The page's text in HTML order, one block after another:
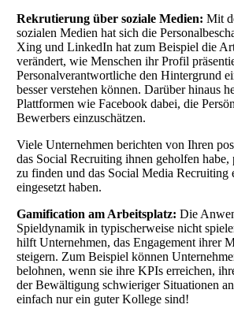
Rekrutierung über soziale Medien: Mit
sozialen Medien hat sich die
Xing und LinkedIn hat zum Beispiel die
verändert, wie Menschen ihr Profil
Personalverantwortliche den Hintergrund
besser verstehen können. Darüber hinaus
Plattformen wie Facebook dabei, die
Bewerbers einzuschätzen.
Viele Unternehmen berichten von Ihren
das Social Recruiting ihnen geholfen habe,
zu finden und das Social Media Recruiting
eingesetzt haben.
Gamification am Arbeitsplatz: Die
Spieldynamik in typischerweise nicht
hilft Unternehmen, das Engagement ihrer
steigern. Zum Beispiel können
belohnen, wenn sie ihre KPIs erreichen,
der Bewältigung schwieriger Situationen
einfach nur ein guter Kollege sind!